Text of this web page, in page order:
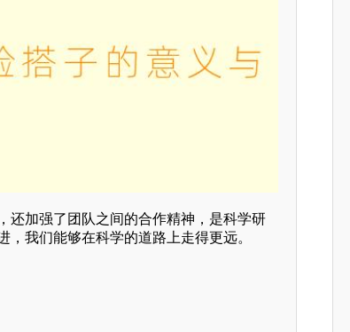
还加强了团队之间的合作精神，是科学研
我们能够在科学的道路上走得更远。